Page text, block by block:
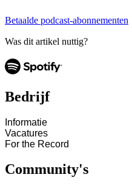
Betaalde podcast-abonnementen
Was dit artikel nuttig?
Bedrijf
Informatie
Vacatures
For the Record
Community's